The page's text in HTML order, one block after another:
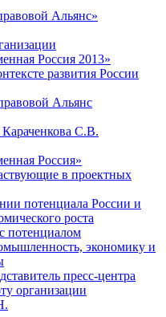
Альянс»
Россия 2013»
развития России
Альянс
Караченкова С.В.
Россия»
в проектных
потенциала России и
роста
экономику и
пресс-центра
организации